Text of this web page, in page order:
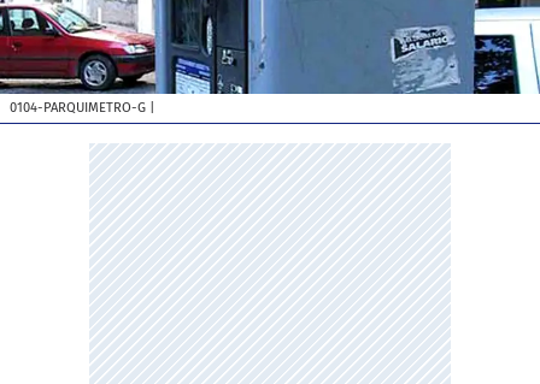
0104-PARQUIMETRO-G